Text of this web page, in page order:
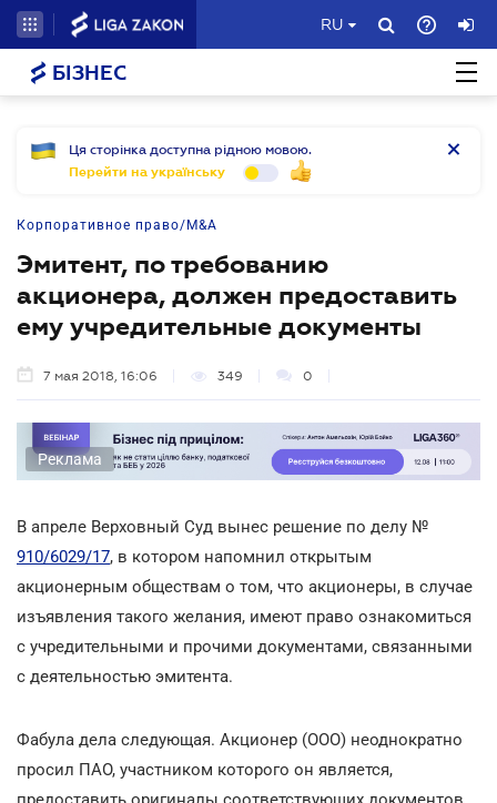
RU
БІЗНЕС
Ця сторінка доступна рідною мовою.
Перейти на українську
Корпоративное право/M&A
Эмитент, по требованию
акционера, должен предоставить
ему учредительные документы
7 мая 2018, 16:06 349 0
Реклама
В апреле Верховный Суд вынес решение по делу №
910/6029/17, в котором напомнил открытым
акционерным обществам о том, что акционеры, в случае
изъявления такого желания, имеют право ознакомиться
с учредительными и прочими документами, связанными
с деятельностью эмитента.
Фабула дела следующая. Акционер (ООО) неоднократно
просил ПАО, участником которого он является,